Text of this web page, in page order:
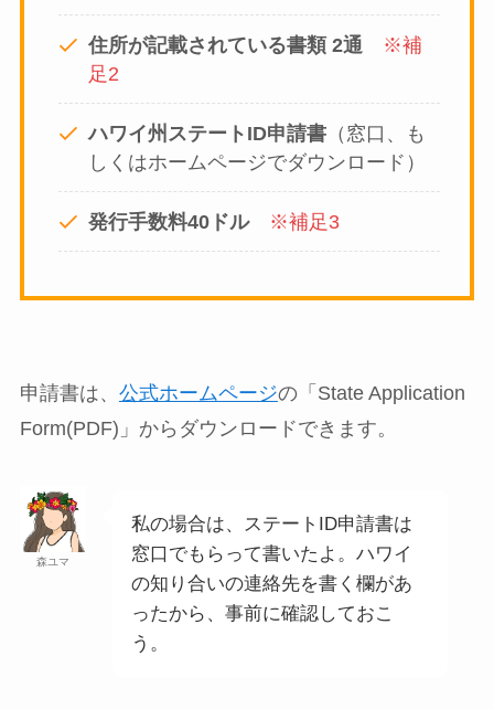
住所が記載されている書類 2通
※補
足2
ハワイ州ステートID申請書 （窓口、も
しくはホームページでダウンロード）
発行手数料40ドル ※補足3
申請書は、 公式ホームページの「State Application
Form(PDF)」からダウンロードできます。
森ユマ
私の場合は、ステートID申請書は
窓口でもらって書いたよ。ハワイ
の知り合いの連絡先を書く欄があ
ったから、事前に確認しておこ
う。